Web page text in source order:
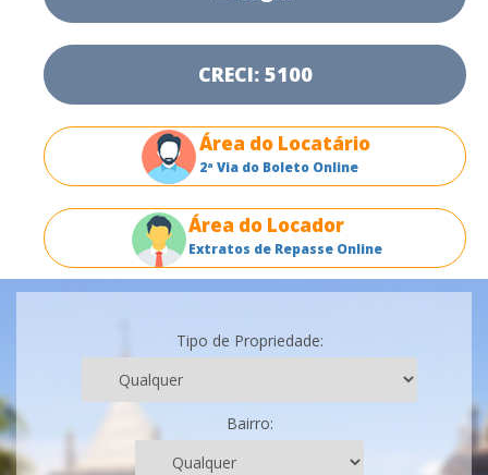
CRECI: 5100
Área do Locatário
2ª Via do Boleto Online
Área do Locador
Extratos de Repasse Online
Tipo de Propriedade:
Bairro: